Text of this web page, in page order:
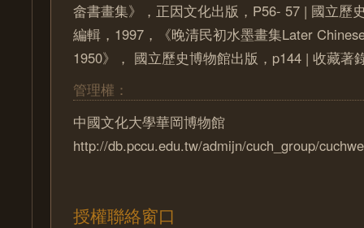
畲書畫集》，正因文化出版，P56- 57 | 國立歷
編輯，1997，《晚清民初水墨畫集Later
1950》， 國立歷史博物館出版，p144 | 收藏著
管理權：
中國文化大學華岡博物館
http://db.pccu.edu.tw/admijn/cuch_group/
授權聯絡窗口